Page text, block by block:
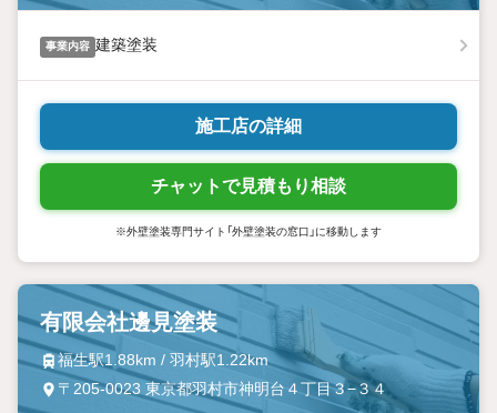
事業内容 建築塗装
施工店の詳細
チャットで見積もり相談
※外壁塗装専門サイト「外壁塗装の窓口」に移動します
有限会社邊見塗装
福生駅1.88km / 羽村駅1.22km
〒205-0023 東京都羽村市神明台４丁目３−３４